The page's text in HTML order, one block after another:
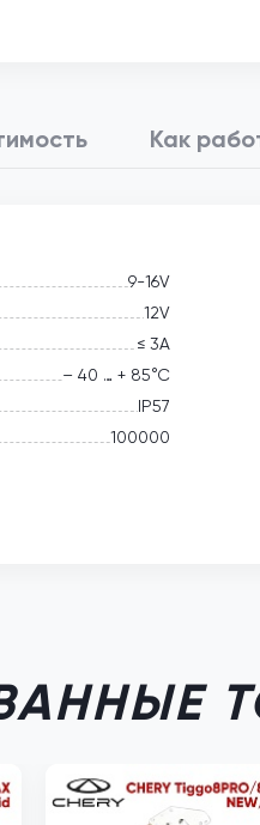
Как
9-16V
12V
≤ 3А
– 40 … + 85°С
IP57
100000